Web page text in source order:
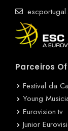
Parceiros
Festival da
Young
Eurovision.tv
Junior